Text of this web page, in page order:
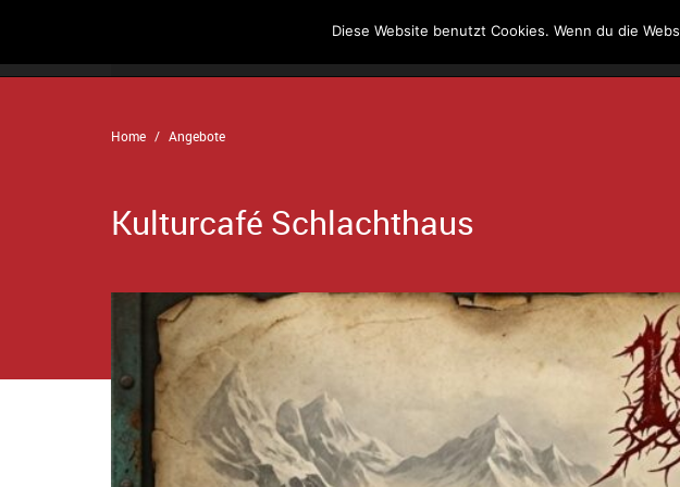
Der Verein Kontakt Suche
Home Angebote
Kulturcafé Schlachthaus
Diese Website benutzt Cookies. Wenn du die